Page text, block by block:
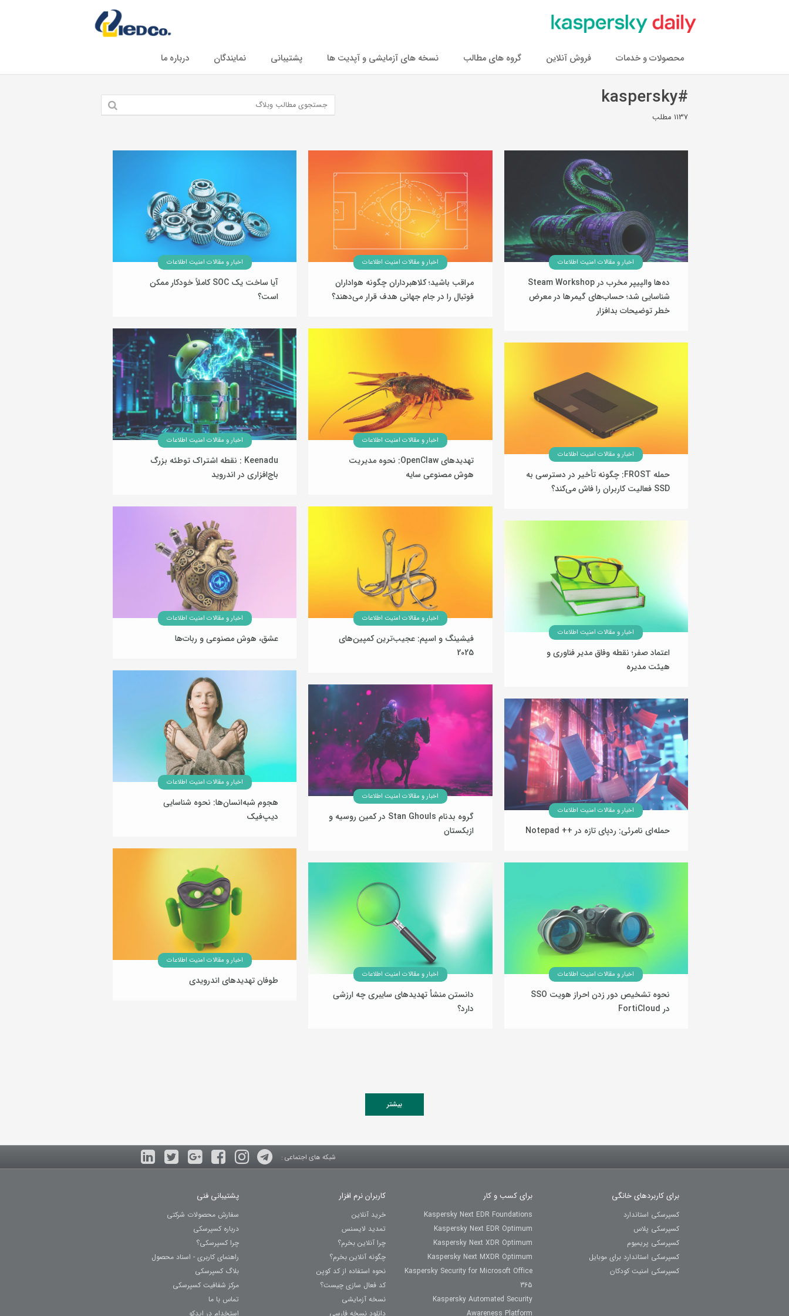
محصولات و خدمات فروش آنلاین گروه های مطالب نسخه های آزمایشی و آپدیت ها پشتیبانی نمایندگان درباره ما
#kaspersky
1137 مطلب
اخبار و مقالات امنیت اطلاعات
ده‌ها والپیپر مخرب در Steam Workshop
شناسایی شد؛ حساب‌های گیمرها در معرض
خطر توضیحات بدافزار
01 تیر 1405
اخبار و مقالات امنیت اطلاعات
مراقب باشید؛ کلاهبرداران چگونه هواداران
فوتبال را در جام جهانی هدف قرار می‌دهند؟
31 خرداد 1405
اخبار و مقالات امنیت اطلاعات
آیا ساخت یک SOC کاملاً خودکار ممکن
است؟
27 خرداد 1405
اخبار و مقالات امنیت اطلاعات
حمله FROST: چگونه تأخیر در دسترسی به
SSD فعالیت کاربران را فاش می‌کند؟
26 خرداد 1405
اخبار و مقالات امنیت اطلاعات
تهدیدهای OpenClaw: نحوه مدیریت
هوش مصنوعی سایه
29 بهمن 1404
اخبار و مقالات امنیت اطلاعات
Keenadu : نقطه اشتراک توطئه بزرگ
باج‌افزاری در اندروید
28 بهمن 1404
اخبار و مقالات امنیت اطلاعات
اعتماد صفر؛ نقطه وفاق مدیر فناوری و
هیئت مدیره
27 بهمن 1404
اخبار و مقالات امنیت اطلاعات
فیشینگ و اسپم: عجیب‌ترین کمپین‌های
2025
26 بهمن 1404
اخبار و مقالات امنیت اطلاعات
عشق، هوش مصنوعی و ربات‌ها
25 بهمن 1404
اخبار و مقالات امنیت اطلاعات
حمله‌ای نامرئی: ردپای تازه در ++ Notepad
21 بهمن 1404
اخبار و مقالات امنیت اطلاعات
گروه بدنام Stan Ghouls در کمین روسیه و
ازبکستان
20 بهمن 1404
اخبار و مقالات امنیت اطلاعات
هجوم شبه‌انسان‌ها: نحوه شناسایی
دیپ‌فیک
19 بهمن 1404
اخبار و مقالات امنیت اطلاعات
نحوه تشخیص دور زدن احراز هویت SSO
در FortiCloud
اخبار و مقالات امنیت اطلاعات
دانستن منشأ تهدیدهای سایبری چه ارزشی
دارد؟
اخبار و مقالات امنیت اطلاعات
طوفان تهدیدهای اندرویدی
بیشتر
شبکه های اجتماعی :
برای کاربردهای خانگی
کسپرسکی استاندارد
کسپرسکی پلاس
کسپرسکی پریمیوم
کسپرسکی استاندارد برای موبایل
کسپرسکی امنیت کودکان
برای کسب و کار
Kaspersky Next EDR Foundations
Kaspersky Next EDR Optimum
Kaspersky Next XDR Optimum
Kaspersky Next MXDR Optimum
Kaspersky Security for Microsoft Office
365
Kaspersky Automated Security
Awareness Platform
کاربران نرم افزار
خرید آنلاین
تمدید لایسنس
چرا آنلاین بخرم؟
چگونه آنلاین بخرم؟
نحوه استفاده از کد کوپن
کد فعال سازی چیست؟
نسخه آزمایشی
دانلود نسخه فارسی
پشتیبانی فنی
سفارش محصولات شرکتی
درباره کسپرسکی
چرا کسپرسکی؟
راهنمای کاربری - اسناد محصول
بلاگ کسپرسکی
مرکز شفافیت کسپرسکی
تماس با ما
استخدام در ایدکو